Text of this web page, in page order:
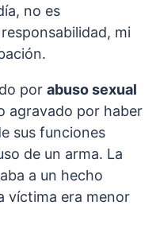
no es
mi
por abuso sexual
agravado por haber
sus funciones
de un arma. La
a un hecho
víctima era menor